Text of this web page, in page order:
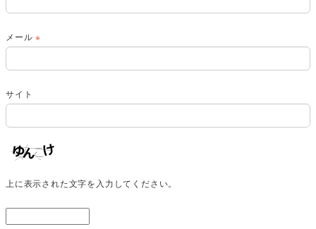
メール※
サイト
上に表示された文字を入力してください。